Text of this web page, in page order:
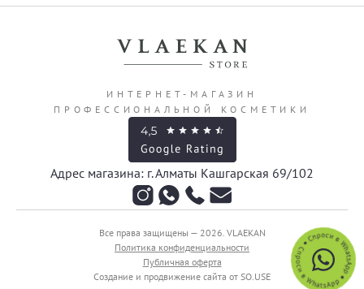
ИНТЕРНЕТ-МАГАЗИН
ПРОФЕССИОНАЛЬНОЙ КОСМЕТИКИ
Адрес магазина: г. Алматы Кашгарская 69/102
Все права защищены — 2026. VLAEKAN
Политика конфиденциальности
Публичная оферта
Создание и продвижение сайта от SO.USE